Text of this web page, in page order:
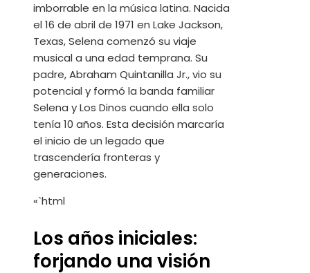
imborrable en la música latina. Nacida
el 16 de abril de 1971 en Lake Jackson,
Texas, Selena comenzó su viaje
musical a una edad temprana. Su
padre, Abraham Quintanilla Jr., vio su
potencial y formó la banda familiar
Selena y Los Dinos cuando ella solo
tenía 10 años. Esta decisión marcaría
el inicio de un legado que
trascendería fronteras y
generaciones.
«`html
Los años iniciales:
forjando una visión